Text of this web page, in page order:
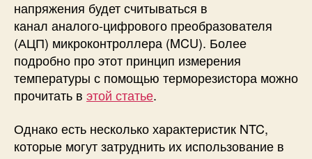
напряжения будет считываться в
канал аналого-цифрового преобразователя
(АЦП) микроконтроллера (MCU). Более
подробно про этот принцип измерения
температуры с помощью терморезистора можно
прочитать в этой статье.
Однако есть несколько характеристик NTC,
которые могут затруднить их использование в